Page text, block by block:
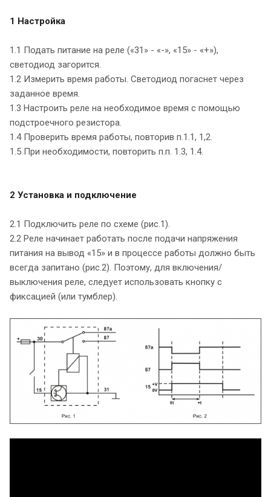
1 Настройка
1.1 Подать питание на реле («31» - «-», «15» - «+»),
светодиод загорится.
1.2 Измерить время работы. Светодиод погаснет через
заданное время.
1.3 Настроить реле на необходимое время с помощью
подстроечного резистора.
1.4 Проверить время работы, повторив п.1.1, 1,2.
1.5 При необходимости, повторить п.п. 1.3, 1.4.
2 Установка и подключение
2.1 Подключить реле по схеме (рис.1).
2.2 Реле начинает работать после подачи напряжения
питания на вывод «15» и в процессе работы должно быть
всегда запитано (рис.2). Поэтому, для включения/
выключения реле, следует использовать кнопку с
фиксацией (или тумблер).